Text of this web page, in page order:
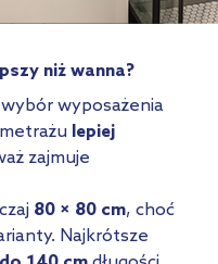
niż wanna?
wyposażenia
lepiej
zajmuje
80 × 80 cm, choć
Najkrótsze